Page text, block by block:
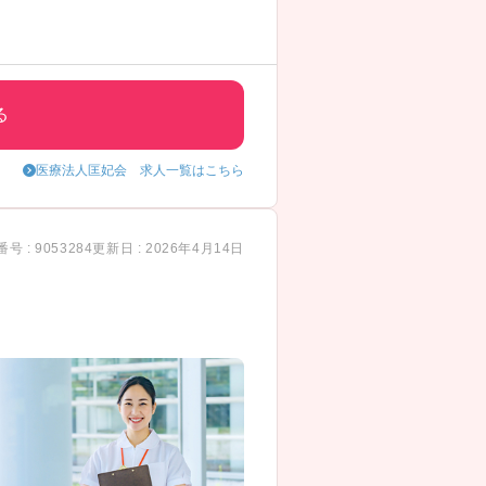
医療法人匡妃会 求人一覧はこちら
号 : 9053284更新日 : 2026年4月14日